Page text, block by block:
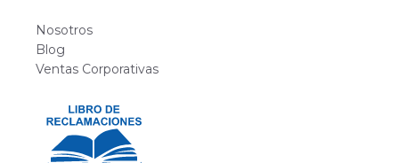
Nosotros
Blog
Ventas Corporativas